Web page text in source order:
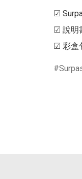
☑
☑ 說明
☑ 彩盒